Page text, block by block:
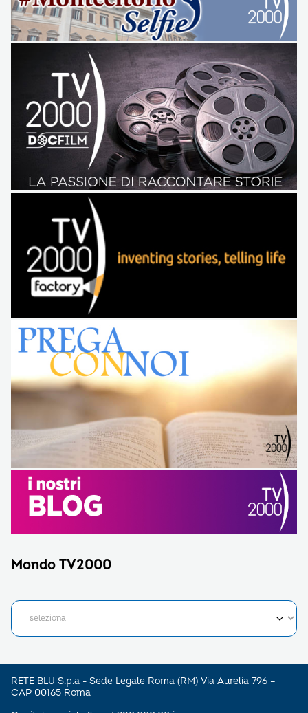
Mondo TV2000
RETE BLU S.p.a - Sede Legale Roma (RM) Via Aurelia 796 –
CAP 00165 Roma